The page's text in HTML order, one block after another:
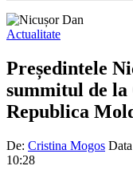
Actualitate
Președintele
summitul de la
Republica
De: Cristina Mogos
10:28